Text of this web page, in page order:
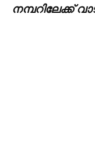
നമ്പറിലേക്ക്